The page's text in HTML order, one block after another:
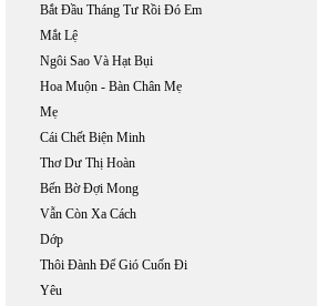
Bắt Đầu Tháng Tư Rồi Đó Em
Mắt Lệ
Ngôi Sao Và Hạt Bụi
Hoa Muộn - Bàn Chân Mẹ
Mẹ
Cái Chết Biện Minh
Thơ Dư Thị Hoàn
Bến Bờ Đợi Mong
Vẫn Còn Xa Cách
Dớp
Thôi Đành Để Gió Cuốn Đi
Yêu